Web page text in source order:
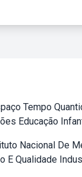
Tempo
Educação
Nacional De
E Qualidade